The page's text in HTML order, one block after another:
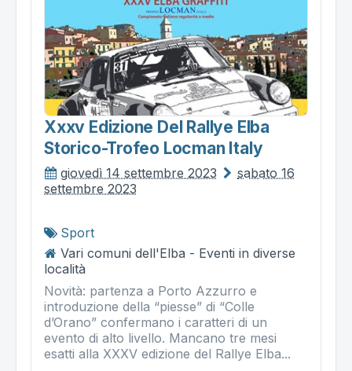
Xxxv Edizione Del Rallye Elba
Storico-Trofeo Locman Italy
giovedì 14 settembre 2023
sabato 16
settembre 2023
Sport
Vari comuni dell'Elba - Eventi in diverse
località
Novità: partenza a Porto Azzurro e
introduzione della “piesse” di “Colle
d’Orano” confermano i caratteri di un
evento di alto livello. Mancano tre mesi
esatti alla XXXV edizione del Rallye Elba...